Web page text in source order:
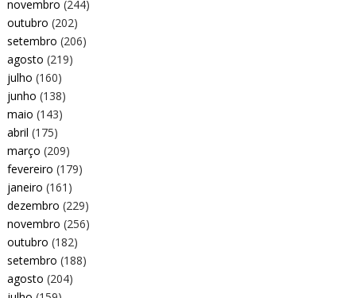
novembro (244)
outubro (202)
setembro (206)
agosto (219)
julho (160)
junho (138)
maio (143)
abril (175)
março (209)
fevereiro (179)
janeiro (161)
dezembro (229)
novembro (256)
outubro (182)
setembro (188)
agosto (204)